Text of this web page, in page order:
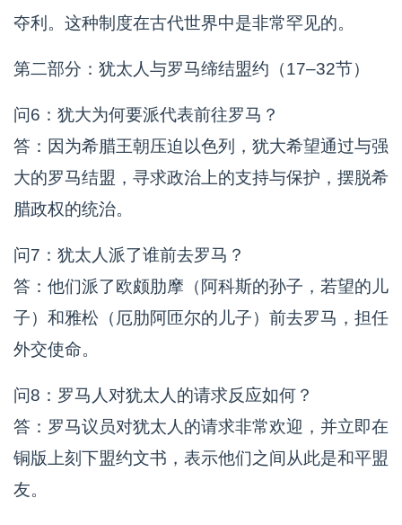
夺利。这种制度在古代世界中是非常罕见的。
第二部分：犹太人与罗马缔结盟约（17–32节）
问6：犹大为何要派代表前往罗马？
答：因为希腊王朝压迫以色列，犹大希望通过与强
大的罗马结盟，寻求政治上的支持与保护，摆脱希
腊政权的统治。
问7：犹太人派了谁前去罗马？
答：他们派了欧颇肋摩（阿科斯的孙子，若望的儿
子）和雅松（厄肋阿匝尔的儿子）前去罗马，担任
外交使命。
问8：罗马人对犹太人的请求反应如何？
答：罗马议员对犹太人的请求非常欢迎，并立即在
铜版上刻下盟约文书，表示他们之间从此是和平盟
友。